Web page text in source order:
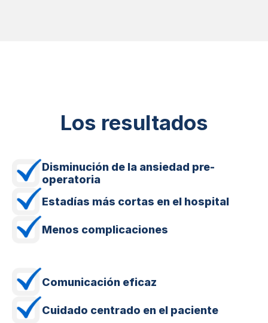
Los resultados
Disminución de la ansiedad pre-
operatoria
Estadías más cortas en el hospital
Menos complicaciones
Comunicación eficaz
Cuidado centrado en el paciente